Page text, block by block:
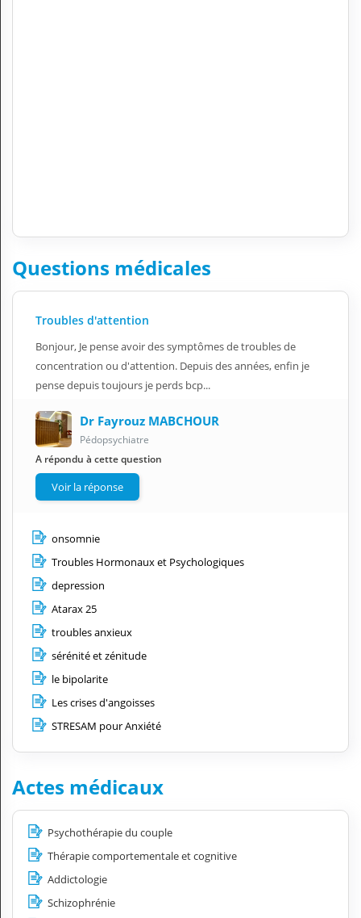
Questions médicales
Troubles d'attention
Bonjour, Je pense avoir des symptômes de troubles de
concentration ou d'attention. Depuis des années, enfin je
pense depuis toujours je perds bcp...
Dr Fayrouz MABCHOUR
Pédopsychiatre
A répondu à cette question
Voir la réponse
onsomnie
Troubles Hormonaux et Psychologiques
depression
Atarax 25
troubles anxieux
sérénité et zénitude
le bipolarite
Les crises d'angoisses
STRESAM pour Anxiété
Actes médicaux
Psychothérapie du couple
Thérapie comportementale et cognitive
Addictologie
Schizophrénie